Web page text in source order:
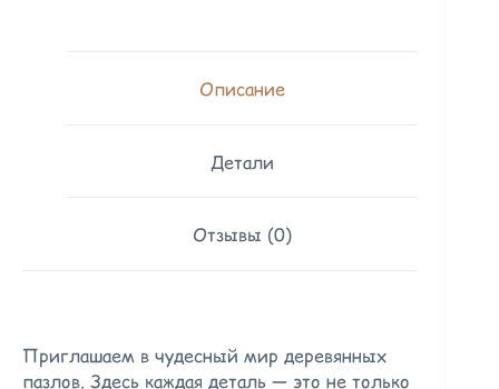
Описание
Детали
Отзывы (0)
Приглашаем в чудесный мир деревянных
пазлов. Здесь каждая деталь — это не только